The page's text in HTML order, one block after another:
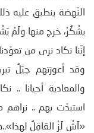
النّهضة ينطبق عليه
يشْكُرْ، خرج منها ولَمْ
إنّنا نكاد نرى من
وقد أعوزتهم حِيَلُ
والمعادية أحيانا ..
استبدّت بهم ..
«آشْ لَزْ العَاقِلُ